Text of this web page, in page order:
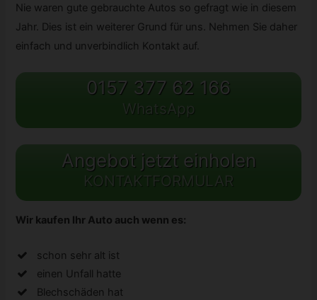
Nie waren gute gebrauchte Autos so gefragt wie in diesem
Jahr. Dies ist ein weiterer Grund für uns. Nehmen Sie daher
einfach und unverbindlich Kontakt auf.
0157 377 62 166
WhatsApp
Angebot jetzt einholen
KONTAKTFORMULAR
Wir kaufen Ihr Auto auch wenn es:
schon sehr alt ist
einen Unfall hatte
Blechschäden hat